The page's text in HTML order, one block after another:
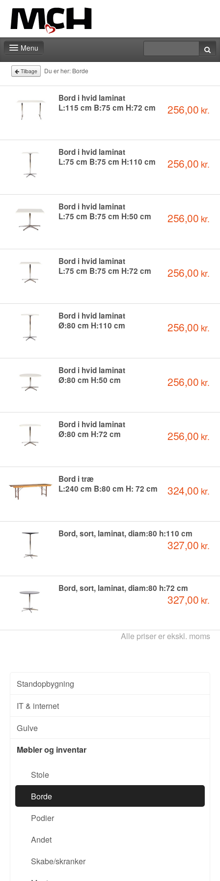
Menu
Forside
Kontakt
Tilbage Du er her: Borde
Bord i hvid laminat
L:115 cm B:75 cm H:72 cm
256,00 kr.
Bord i hvid laminat
L:75 cm B:75 cm H:110 cm
256,00 kr.
Bord i hvid laminat
L:75 cm B:75 cm H:50 cm
256,00 kr.
Bord i hvid laminat
L:75 cm B:75 cm H:72 cm
256,00 kr.
Bord i hvid laminat
Ø:80 cm H:110 cm
256,00 kr.
Bord i hvid laminat
Ø:80 cm H:50 cm
256,00 kr.
Bord i hvid laminat
Ø:80 cm H:72 cm
256,00 kr.
Bord i træ
L:240 cm B:80 cm H: 72 cm
324,00 kr.
Bord, sort, laminat, diam:80 h:110 cm
327,00 kr.
Bord, sort, laminat, diam:80 h:72 cm
327,00 kr.
Alle priser er ekskl. moms
Standopbygning
IT & internet
Gulve
Møbler og inventar
Stole
Borde
Podier
Andet
Skabe/skranker